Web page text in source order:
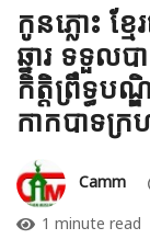
កូនភ្លោះ ខ្
ឆ្នារ ទទួ
កិត្តិព្រឹទ្ធ
កាកបាទក្រ
Camm
1 minute read